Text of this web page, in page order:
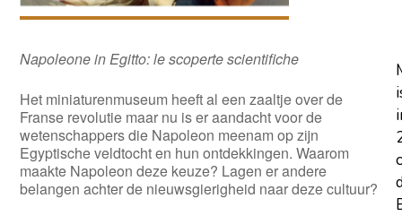
Napoleone in Egitto: le scoperte scientifiche
Het miniaturenmuseum heeft al een zaaltje over de
Franse revolutie maar nu is er aandacht voor de
wetenschappers die Napoleon meenam op zijn
Egyptische veldtocht en hun ontdekkingen. Waarom
maakte Napoleon deze keuze? Lagen er andere
belangen achter de nieuwsgierigheid naar deze cultuur?